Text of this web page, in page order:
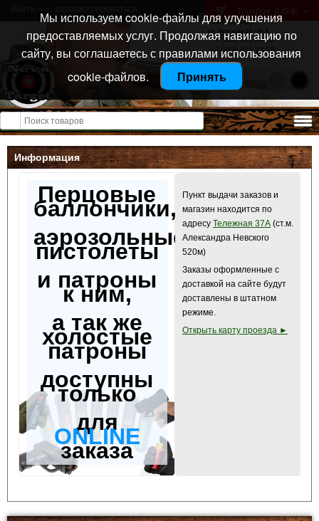
Санкт-Петербург
ул. Тележная 37 лит А
+7 (911) 021-04-08
+7 (812) 921-73-50
Товаров: 0 (0 p )
Открыть меню
Информация
Перцовые
баллончики,
аэрозольные
пистолеты
и патроны
к ним,
а так же
холостые
патроны
доступны
только
для
ONLINE
заказа
Пункт выдачи заказов и
магазин находится по
адресу Тележная 37А (ст.м.
Александра Невского
520м)
Заказы оформленные с
доставкой на сайте будут
доставлены в штатном
режиме.
Открыть карту проезда ►
Мы используем cookie-файлы для улучшения
предоставляемых услуг. Продолжая навигацию по
сайту, вы соглашаетесь с правилами использования
cookie-файлов.
Принять